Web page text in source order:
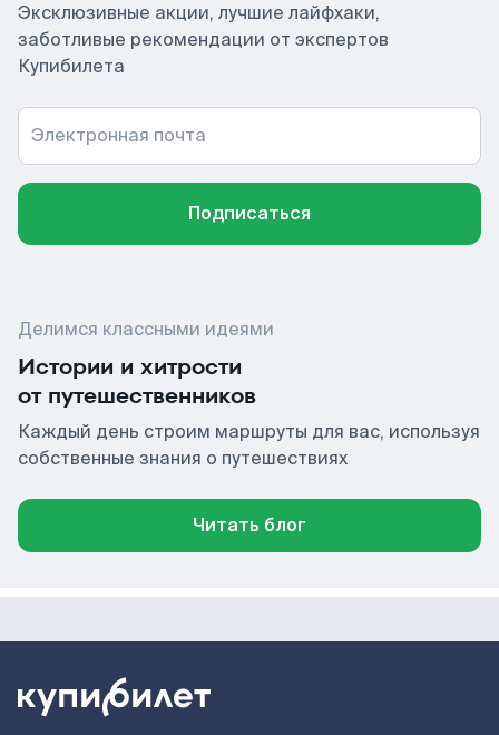
Эксклюзивные акции, лучшие лайфхаки,
заботливые рекомендации от экспертов
Купибилета
Электронная почта
Подписаться
Делимся классными идеями
Истории и хитрости
от путешественников
Каждый день строим маршруты для вас, используя
собственные знания о путешествиях
Читать блог